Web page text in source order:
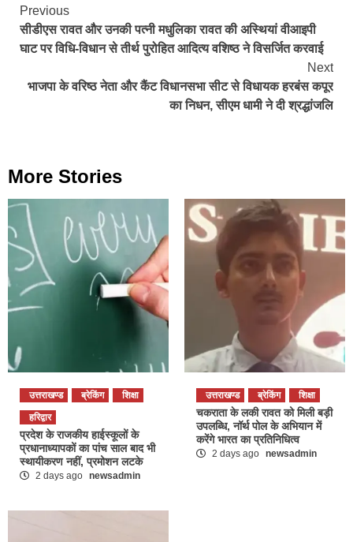
Continue
Reading
Previous
सीडीएस रावत और उनकी पत्नी मधुलिका रावत की अस्थियां वीआइपी
घाट पर विधि-विधान से तीर्थ पुरोहित आदित्य वशिष्ठ ने विसर्जित करवाई
Next
भाजपा के वरिष्ठ नेता और कैंट विधानसभा सीट से विधायक हरबंस कपूर
का निधन, सीएम धामी ने दी श्रद्धांजलि
More Stories
उत्तराखण्ड ब्रेकिंग
शिक्षा
हरिद्वार
प्रदेश के राजकीय हाईस्कूलों के
प्रधानाध्यापकों का पांच साल बाद भी
स्थायीकरण नहीं, प्रमोशन लटके
2 days ago newsadmin
उत्तराखण्ड ब्रेकिंग शिक्षा
चकराता के लकी रावत को मिली बड़ी
उपलब्धि, नॉर्थ पोल के अभियान में
करेंगे भारत का प्रतिनिधित्व
2 days ago newsadmin